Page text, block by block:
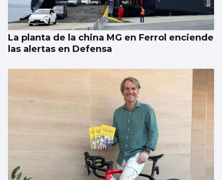
La planta de la china MG en Ferrol enciende
las alertas en Defensa